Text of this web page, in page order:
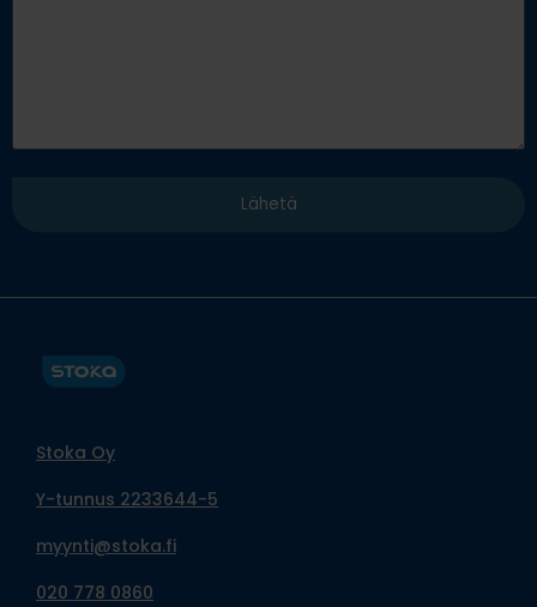
Stoka Oy
Y-tunnus 2233644-5
myynti@stoka.fi
020 778 0860